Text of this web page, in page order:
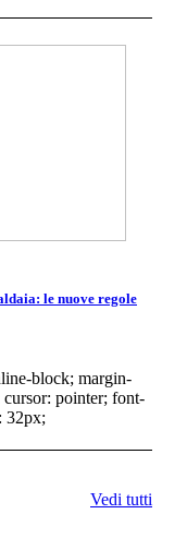
le nuove regole
block; margin-
pointer; font-
32px;
Vedi tutti